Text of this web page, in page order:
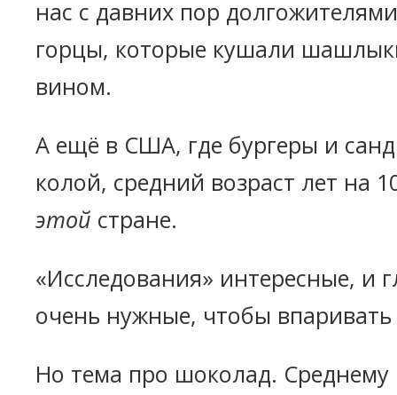
нас с давних пор
горцы, которые кушали
вином.
А ещё в США, где бургеры и
колой, средний возраст лет на
этой стране.
«Исследования» интересные, и
очень нужные, чтобы впаривать
Но тема про шоколад. Среднему